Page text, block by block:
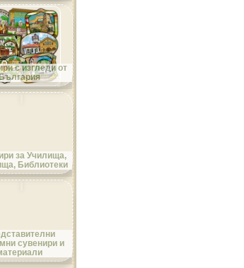
Кюстендил
с изгледи от
за Училища,
Библиотеки
сувенири и